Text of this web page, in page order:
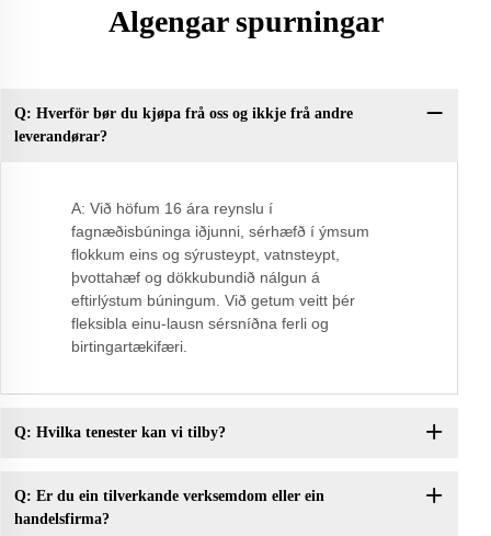
Algengar spurningar
Q: Hverför bør du kjøpa frå oss og ikkje frå andre
leverandørar?
A: Við höfum 16 ára reynslu í
fagnæðisbúninga iðjunni, sérhæfð í ýmsum
flokkum eins og sýrusteypt, vatnsteypt,
þvottahæf og dökkubundið nálgun á
eftirlýstum búningum. Við getum veitt þér
fleksibla einu-lausn sérsníðna ferli og
birtingartækifæri.
Q: Hvilka tenester kan vi tilby?
Q: Er du ein tilverkande verksemdom eller ein
handelsfirma?